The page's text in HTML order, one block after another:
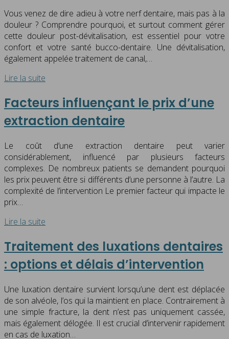
Vous venez de dire adieu à votre nerf dentaire, mais pas à la
douleur ? Comprendre pourquoi, et surtout comment gérer
cette douleur post-dévitalisation, est essentiel pour votre
confort et votre santé bucco-dentaire. Une dévitalisation,
également appelée traitement de canal,…
Lire la suite
Facteurs influençant le prix d’une
extraction dentaire
Le coût d’une extraction dentaire peut varier
considérablement, influencé par plusieurs facteurs
complexes. De nombreux patients se demandent pourquoi
les prix peuvent être si différents d’une personne à l’autre. La
complexité de l’intervention Le premier facteur qui impacte le
prix…
Lire la suite
Traitement des luxations dentaires
: options et délais d’intervention
Une luxation dentaire survient lorsqu’une dent est déplacée
de son alvéole, l’os qui la maintient en place. Contrairement à
une simple fracture, la dent n’est pas uniquement cassée,
mais également délogée. Il est crucial d’intervenir rapidement
en cas de luxation…